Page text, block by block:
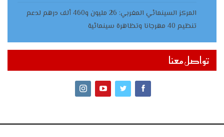
المركز السينمائي المغربي: 26 مليون و460 ألف درهم لدعم
تنظيم 40 مهرجانا وتظاهرة سينمائية
تواصل معنا